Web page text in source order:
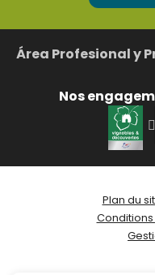
Área Profesional y
Nos
Plan du